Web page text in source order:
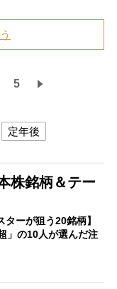
5
定年後
株銘柄＆テー
ターが狙う20銘柄】
」の10人が選んだ注